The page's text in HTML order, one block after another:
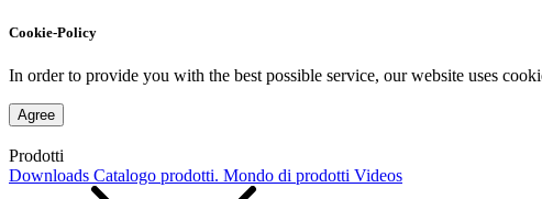
Cookie-Policy
In order to provide you with the best possible service, our website uses
Agree
Prodotti
Downloads Catalogo prodotti. Mondo di prodotti Videos